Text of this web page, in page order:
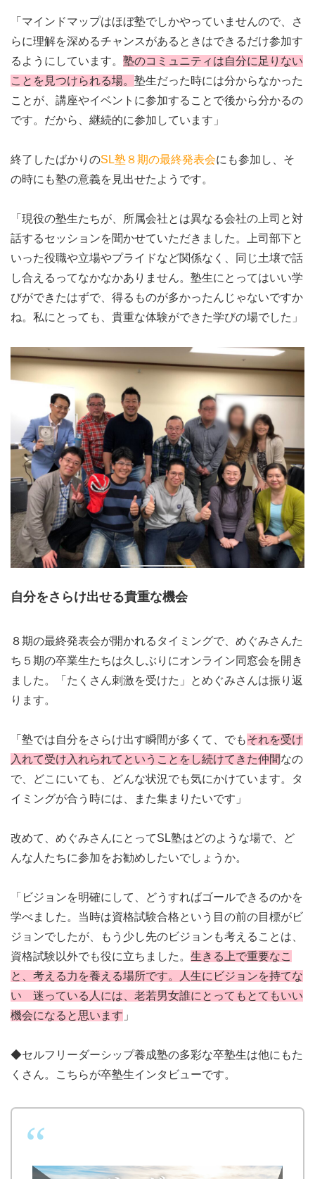
「マインドマップはほぼ塾でしかやっていませんので、さ
らに理解を深めるチャンスがあるときはできるだけ参加す
るようにしています。 塾のコミュニティは自分に足りない
ことを見つけられる場。 塾生だった時には分からなかった
ことが、講座やイベントに参加することで後から分かるの
です。だから、継続的に参加しています」
終了したばかりのSL塾８期の最終発表会にも参加し、そ
の時にも塾の意義を見出せたようです。
「現役の塾生たちが、所属会社とは異なる会社の上司と対
話するセッションを聞かせていただきました。上司部下と
いった役職や立場やプライドなど関係なく、同じ土壌で話
し合えるってなかなかありません。塾生にとってはいい学
びができたはずで、得るものが多かったんじゃないですか
ね。私にとっても、貴重な体験ができた学びの場でした」
自分をさらけ出せる貴重な機会
８期の最終発表会が開かれるタイミングで、めぐみさんた
ち５期の卒業生たちは久しぶりにオンライン同窓会を開き
ました。「たくさん刺激を受けた」とめぐみさんは振り返
ります。
「塾では自分をさらけ出す瞬間が多くて、でもそれを受け
入れて受け入れられてということをし続けてきた仲間なの
で、どこにいても、どんな状況でも気にかけています。タ
イミングが合う時には、また集まりたいです」
改めて、めぐみさんにとってSL塾はどのような場で、ど
んな人たちに参加をお勧めしたいでしょうか。
「ビジョンを明確にして、どうすればゴールできるのかを
学べました。当時は資格試験合格という目の前の目標がビ
ジョンでしたが、もう少し先のビジョンも考えることは、
資格試験以外でも役に立ちました。 生きる上で重要なこ
と、考える力を養える場所です。人生にビジョンを持てな
い 迷っている人には、老若男女誰にとってもとてもいい
機会になると思います 」
◆セルフリーダーシップ養成塾の多彩な卒塾生は他にもた
くさん。こちらが卒塾生インタビューです。